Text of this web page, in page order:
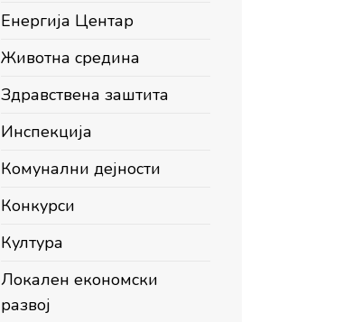
Енергија Центар
Животна средина
Здравствена заштита
Инспекција
Комунални дејности
Конкурси
Култура
Локален економски
развој